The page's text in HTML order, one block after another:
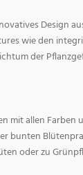
Design
wie den
der
mit allen
bunten
oder zu